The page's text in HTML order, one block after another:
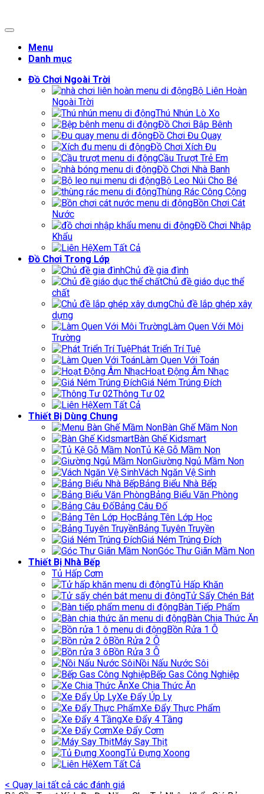
Menu
Danh mục
Đồ Chơi Ngoài Trời
Bộ Liên Hoàn
Ngoài Trời
Thú Nhún Lò Xo
Đồ Chơi Bập Bênh
Đồ Chơi Đu Quay
Đồ Chơi Xích Đu
Cầu Trượt Trẻ Em
Đồ Chơi Nhà Banh
Bộ Leo Núi Cho Bé
Thùng Rác Công Cộng
Bồn Chơi Cát
Nước
Đồ Chơi Nhập
Khẩu
Xem Tất Cả
Đồ Chơi Trong Lớp
Chủ đề gia đình
Chủ đề giáo dục thể
chất
Chủ đề lắp ghép xây
dựng
Làm Quen Với Môi
Trường
Phát Triển Trí Tuệ
Làm Quen Với Toán
Hoạt Động Âm Nhạc
Giá Ném Trúng Đích
Thông Tư 02
Xem Tất Cả
Thiết Bị Dùng Chung
Bàn Ghế Mầm Non
Bàn Ghế Kidsmart
Tủ Kệ Gỗ Mầm Non
Giường Ngủ Mầm Non
Vách Ngăn Vệ Sinh
Bảng Biểu Nhà Bếp
Bảng Biểu Văn Phòng
Bảng Câu Đố
Bảng Tên Lớp Học
Bảng Tuyên Truyền
Giá Ném Trúng Đích
Góc Thư Giãn Mầm Non
Thiết Bị Nhà Bếp
Tủ Hấp Cơm
Tủ Hấp Khăn
Tử Sấy Chén Bát
Bàn Tiếp Phẩm
Bàn Chia Thức Ăn
Bồn Rửa 1 Ô
Bồn Rửa 2 Ô
Bồn Rửa 3 Ô
Nồi Nấu Nước Sôi
Bếp Gas Công Nghiệp
Xe Chia Thức Ăn
Xe Đẩy Úp Ly
Xe Đẩy Thực Phẩm
Xe Đẩy 4 Tầng
Xe Đẩy Cơm
Máy Say Thịt
Tủ Đựng Xoong
Xem Tất Cả
< Quay lại tất cả các đánh giá